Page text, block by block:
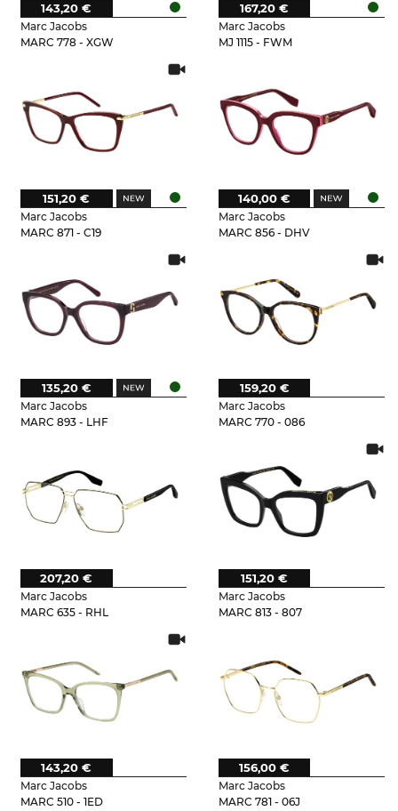
Marc Jacobs
MARC 778 - XGW
143,20 €
Marc Jacobs
MJ 1115 - FWM
167,20 €
Marc Jacobs
MARC 871 - C19
151,20 €
Marc Jacobs
MARC 856 - DHV
140,00 €
Marc Jacobs
MARC 893 - LHF
135,20 €
Marc Jacobs
MARC 770 - 086
159,20 €
Marc Jacobs
MARC 635 - RHL
207,20 €
Marc Jacobs
MARC 813 - 807
151,20 €
Marc Jacobs
MARC 510 - 1ED
143,20 €
Marc Jacobs
MARC 781 - 06J
156,00 €